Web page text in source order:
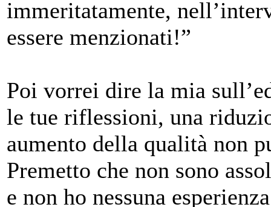
immeritatamente,
essere menzionati!”
Poi vorrei dire la mia
le tue riflessioni, una
aumento della qualità non
Premetto che non sono
e non ho nessuna